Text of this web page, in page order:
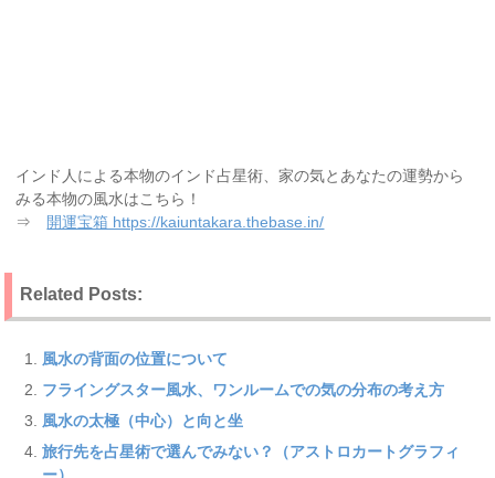
インド人による本物のインド占星術、家の気とあなたの運勢から
みる本物の風水はこちら！
⇒ 開運宝箱 https://kaiuntakara.thebase.in/
Related Posts:
風水の背面の位置について
フライングスター風水、ワンルームでの気の分布の考え方
風水の太極（中心）と向と坐
旅行先を占星術で選んでみない？（アストロカートグラフィ